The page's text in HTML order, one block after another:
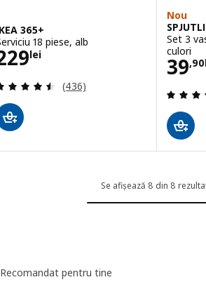
365+
18 piese, alb
lei
229lei
Evaluare: 4.5 din 5 stele.
(436)
Nou
Set 3
culori
39,90
Se afișează 8 din 8
Recomandat pentru tine